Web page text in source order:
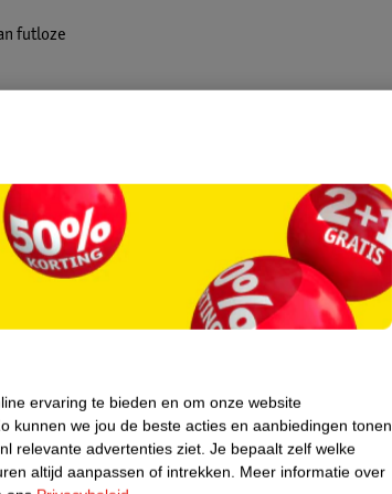
futloze
minder
de
jaar
ervaring te bieden en om onze website
kunnen we jou de beste acties en aanbiedingen tonen
relevante advertenties ziet. Je bepaalt zelf welke
altijd aanpassen of intrekken. Meer informatie over